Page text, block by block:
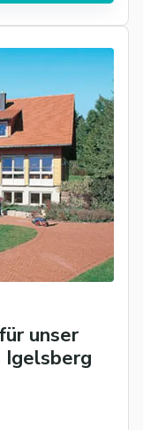
unser
Igelsberg